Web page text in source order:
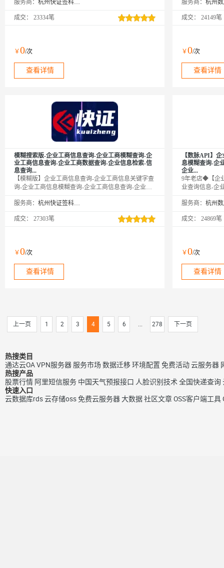
信验证码-短信通知-短信验证码-短信通知-短信验证
通知-短信验证码-短信通知-短信验证码-短信通知-短
流短信-网站短信验证码-会员短信-短信验证码发送-短
信验证码-短信通知-短信验证码-短信通知-短信验证
码-短信通知-短信验证码-短信...
服务商： 杭州快证签科技有限公司
成交： 23334笔
￥0/次
查看详情
份证识别-行驶
包括姓名、身
服务商：
成交： 24149笔
￥0/次
查看详情
模糊搜索版-企业工商信息查询-企业工商模糊查询-企
业工商信息查询-企业工商数据查询-企业信息检索-信
息查询...
【模糊版】企业工商信息查询-企业工商信息关键字查
询-企业工商信息模糊查询-企业工商信息查询-企业工
信息查询-企业工商信息关键字查询-企业工商信息模
企业工商信息模糊查询-企业工商信息查询-企业工商
查询-企业信息查询-企业信息查询-企业信息查询-企业
信息查询-企业信息查询-企业信息查询-企业信息查询-
企业信息查询-企业信息查询-企业...
服务商： 杭州快证签科技有限公司
成交： 27303笔
￥0/次
查看详情
【数脉API】
息模糊查询-企
企业...
9年老店◆【企
业查询信息-企
的任意一种，
登记状态、注
服务商：
成交： 24869笔
￥0/次
查看详情
上一页 1 2 3 4 5 6 ... 278 下一页
热搜类目
通达云OAVPN服务器 服务市场数据迁移环境配置 免费活动云服务器
热搜产品
股票行情 阿里短信服务 中国天气预报接口 人脸识别技术 全国快递查询
快速入口
云数据库rds云存储oss免费云服务器大数据社区文章OSS客户端工具